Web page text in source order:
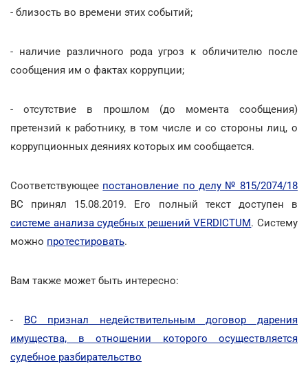
- близость во времени этих событий;
- наличие различного рода угроз к обличителю после
сообщения им о фактах коррупции;
- отсутствие в прошлом (до момента сообщения)
претензий к работнику, в том числе и со стороны лиц, о
коррупционных деяниях которых им сообщается.
Соответствующее постановление по делу № 815/2074/18
ВС принял 15.08.2019. Его полный текст доступен в
системе анализа судебных решений VERDICTUM. Систему
можно протестировать.
Вам также может быть интересно:
- ВС признал недействительным договор дарения
имущества, в отношении которого осуществляется
судебное разбирательство